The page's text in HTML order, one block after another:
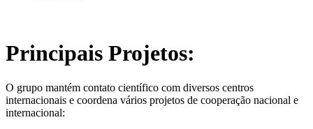
Principais Projetos:
O grupo mantém contato científico com diversos centros
internacionais e coordena vários projetos de cooperação nacional e
internacional: